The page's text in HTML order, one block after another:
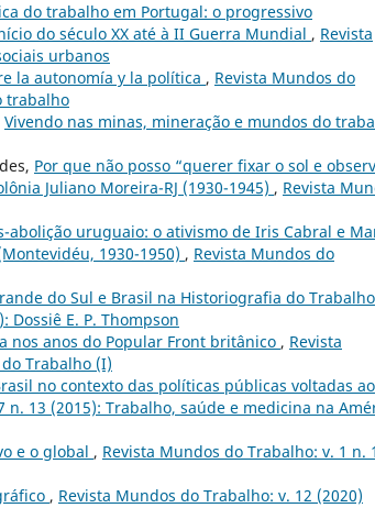
do trabalho em Portugal: o progressivo
do século XX até à II Guerra Mundial , Revista
urbanos
la autonomía y la política , Revista Mundos do
trabalho
Vivendo nas minas, mineração e mundos do
Por que não posso “querer fixar o sol e
Juliano Moreira-RJ (1930-1945) , Revista
abolição uruguaio: o ativismo de Iris Cabral e
1930-1950) , Revista Mundos do
do Sul e Brasil na Historiografia do Trabalho
Dossiê E. P. Thompson
nos anos do Popular Front britânico , Revista
Trabalho (I)
no contexto das políticas públicas voltadas ao
n. 13 (2015): Trabalho, saúde e medicina na
e o global , Revista Mundos do Trabalho: v. 1 n. 1
, Revista Mundos do Trabalho: v. 12 (2020)